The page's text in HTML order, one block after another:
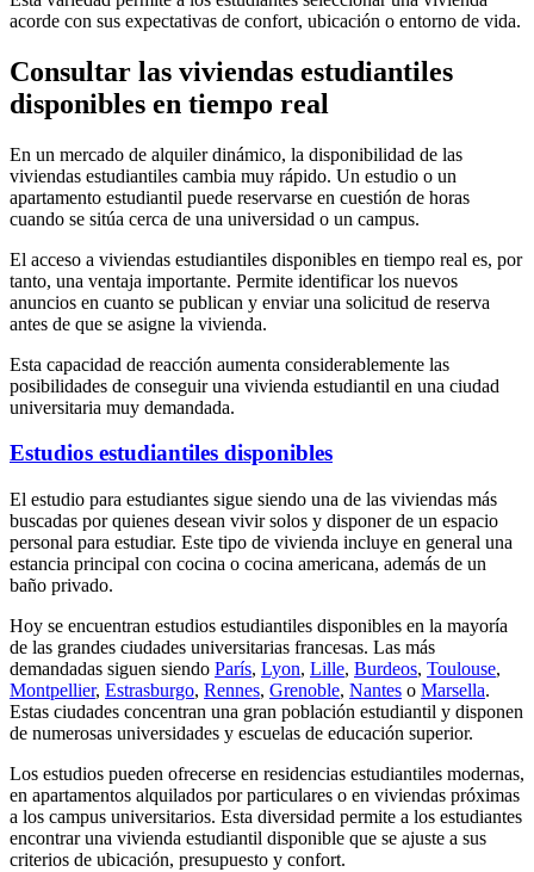
acorde con sus expectativas de confort, ubicación o entorno de vida.
Consultar las viviendas estudiantiles
disponibles en tiempo real
En un mercado de alquiler dinámico, la disponibilidad de las
viviendas estudiantiles cambia muy rápido. Un estudio o un
apartamento estudiantil puede reservarse en cuestión de horas
cuando se sitúa cerca de una universidad o un campus.
El acceso a viviendas estudiantiles disponibles en tiempo real es, por
tanto, una ventaja importante. Permite identificar los nuevos
anuncios en cuanto se publican y enviar una solicitud de reserva
antes de que se asigne la vivienda.
Esta capacidad de reacción aumenta considerablemente las
posibilidades de conseguir una vivienda estudiantil en una ciudad
universitaria muy demandada.
Estudios estudiantiles disponibles
El estudio para estudiantes sigue siendo una de las viviendas más
buscadas por quienes desean vivir solos y disponer de un espacio
personal para estudiar. Este tipo de vivienda incluye en general una
estancia principal con cocina o cocina americana, además de un
baño privado.
Hoy se encuentran estudios estudiantiles disponibles en la mayoría
de las grandes ciudades universitarias francesas. Las más
demandadas siguen siendo París, Lyon, Lille, Burdeos, Toulouse,
Montpellier, Estrasburgo, Rennes, Grenoble, Nantes o Marsella.
Estas ciudades concentran una gran población estudiantil y disponen
de numerosas universidades y escuelas de educación superior.
Los estudios pueden ofrecerse en residencias estudiantiles modernas,
en apartamentos alquilados por particulares o en viviendas próximas
a los campus universitarios. Esta diversidad permite a los estudiantes
encontrar una vivienda estudiantil disponible que se ajuste a sus
criterios de ubicación, presupuesto y confort.